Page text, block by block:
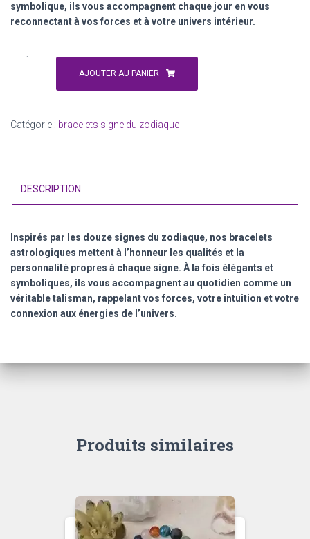
symbolique, ils vous accompagnent chaque jour en vous
reconnectant à vos forces et à votre univers intérieur.
quantité
de
Scorpion
22
en
8
mm
AJOUTER AU PANIER
Catégorie : bracelets signe du zodiaque
DESCRIPTION
Inspirés par les douze signes du zodiaque, nos bracelets
astrologiques mettent à l’honneur les qualités et la
personnalité propres à chaque signe. À la fois élégants et
symboliques, ils vous accompagnent au quotidien comme un
véritable talisman, rappelant vos forces, votre intuition et votre
connexion aux énergies de l’univers.
Produits similaires